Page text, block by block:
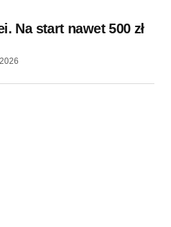
Na start nawet 500 zł